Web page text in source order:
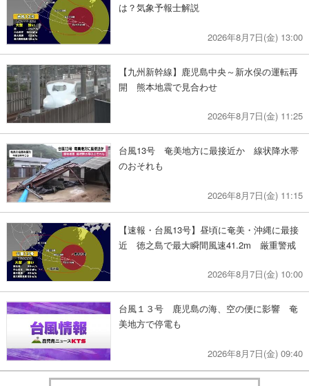
は？気象予報士解説
2026年8月7日(金) 13:00
【九州新幹線】鹿児島中央～新水俣の運転再
開 熊本地震で見合わせ
2026年8月7日(金) 11:25
台風13号 奄美地方に最接近か 線状降水帯
のおそれも
2026年8月7日(金) 11:15
【速報・台風13号】昼頃に奄美・沖縄に最接
近 徳之島で最大瞬間風速41.2m 厳重警戒
2026年8月7日(金) 10:00
台風１３号 鹿児島の海、空の便に影響 奄
美地方で停電も
2026年8月7日(金) 09:40